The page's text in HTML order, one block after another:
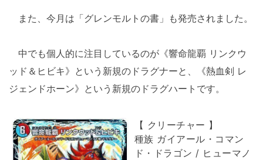
また、今月は「グレンモルトの書」も発売されました。
中でも個人的に注目しているのが《響命龍覇 リンクウ
ッド＆ヒビキ》という新規のドラグナーと、《熱血剣 レ
ジェンドホーン》という新規のドラグハートです。
【 クリーチャー 】
種族 ガイアール・コマン
ド・ドラゴン / ヒューマノ